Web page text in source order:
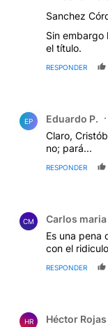
Sanchez
Sin embargo
el título.
RESPONDER
EP Eduardo P.
Claro,
no; pará...
RESPONDER
CM Carlos
Es una pena
con el ridiculo
RESPONDER
HR Héctor Rojas